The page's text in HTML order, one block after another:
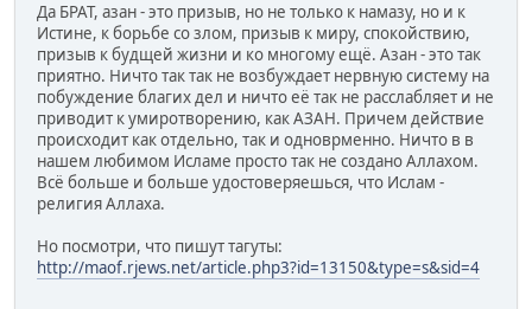
Да БРАТ, азан - это призыв, но не только к намазу, но и к
Истине, к борьбе со злом, призыв к миру, спокойствию,
призыв к будщей жизни и ко многому ещё. Азан - это так
приятно. Ничто так так не возбуждает нервную систему на
побуждение благих дел и ничто её так не расслабляет и не
приводит к умиротворению, как АЗАН. Причем действие
происходит как отдельно, так и одноврменно. Ничто в в
нашем любимом Исламе просто так не создано Аллахом.
Всё больше и больше удостоверяешься, что Ислам -
религия Аллаха.
Но посмотри, что пишут тагуты:
http://maof.rjews.net/article.php3?id=13150&type=s&sid=4